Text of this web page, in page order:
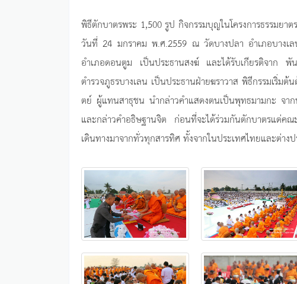
พิธีตักบาตรพระ 1,500 รูป กิจกรรมบุญในโครงการธรรมย
วันที่ 24 มกราคม พ.ศ.2559 ณ วัดบางปลา อำเภอบางเล
อำเภอดอนตูม เป็นประธานสงฆ์ และได้รับเกียรติจาก
ตำรวจภูธรบางเลน เป็นประธานฝ่ายฆราวาส พิธีกรรมเริ่ม
ตย์ ผู้แทนสาธุชน นำกล่าวคำแสดงตนเป็นพุทธมามกะ จา
และกล่าวคำอธิษฐานจิต ก่อนที่จะได้ร่วมกันตักบาตรแด่ค
เดินทางมาจากทั่วทุกสารทิศ ทั้งจากในประเทศไทยและต่า